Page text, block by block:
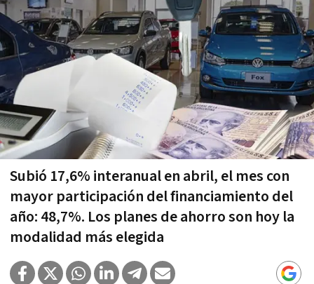
Subió 17,6% interanual en abril, el mes con
mayor participación del financiamiento del
año: 48,7%. Los planes de ahorro son hoy la
modalidad más elegida